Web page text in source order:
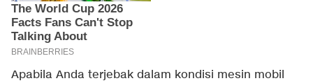
Apabila Anda terjebak dalam kondisi mesin mobil